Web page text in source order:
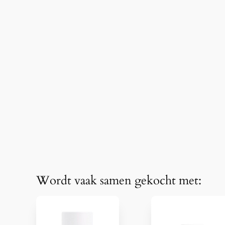
Wordt vaak samen gekocht met: